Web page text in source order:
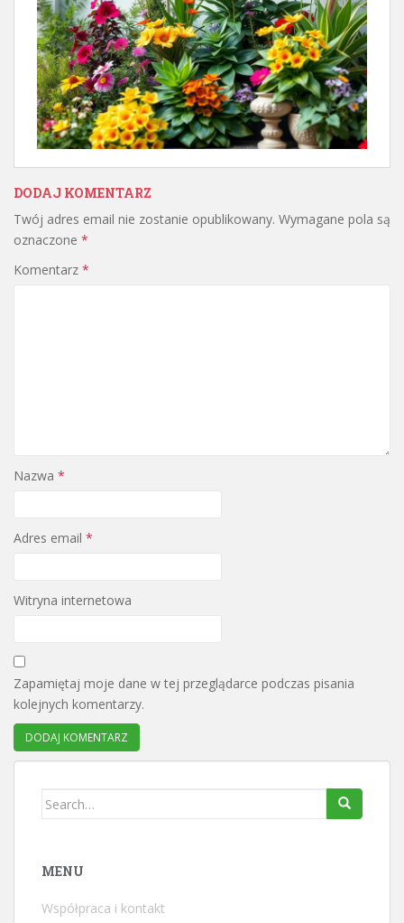
DODAJ KOMENTARZ
Twój adres email nie zostanie opublikowany. Wymagane pola są
oznaczone *
Komentarz *
Nazwa *
Adres email *
Witryna internetowa
Zapamiętaj moje dane w tej przeglądarce podczas pisania
kolejnych komentarzy.
Search
MENU
Współpraca i kontakt